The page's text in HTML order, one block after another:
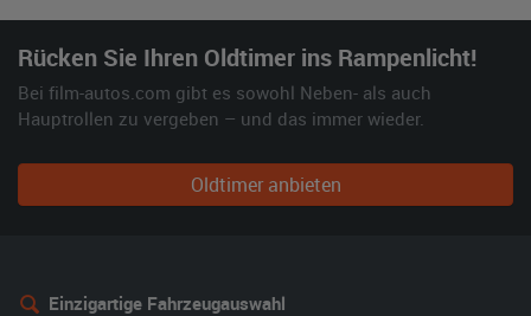
Rücken Sie Ihren Oldtimer ins Rampenlicht!
Bei film-autos.com gibt es sowohl Neben- als auch
Hauptrollen zu vergeben – und das immer wieder.
Oldtimer anbieten
Einzigartige Fahrzeugauswahl